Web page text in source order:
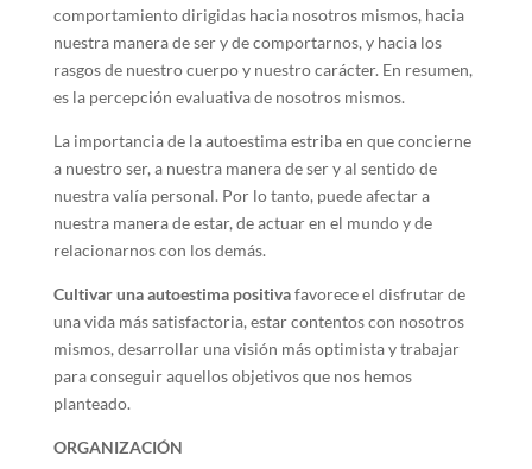
comportamiento dirigidas hacia nosotros mismos, hacia
nuestra manera de ser y de comportarnos, y hacia los
rasgos de nuestro cuerpo y nuestro carácter. En resumen,
es la percepción evaluativa de nosotros mismos.
La importancia de la autoestima estriba en que concierne
a nuestro ser, a nuestra manera de ser y al sentido de
nuestra valía personal. Por lo tanto, puede afectar a
nuestra manera de estar, de actuar en el mundo y de
relacionarnos con los demás.
Cultivar una autoestima positivafavorece el disfrutar de
una vida más satisfactoria, estar contentos con nosotros
mismos, desarrollar una visión más optimista y trabajar
para conseguir aquellos objetivos que nos hemos
planteado.
ORGANIZACIÓN